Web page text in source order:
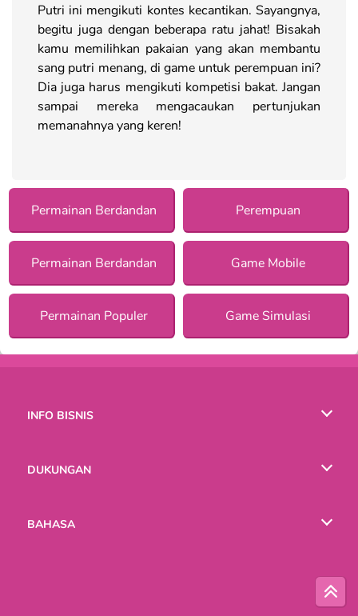
Putri ini mengikuti kontes kecantikan. Sayangnya,
begitu juga dengan beberapa ratu jahat! Bisakah
kamu memilihkan pakaian yang akan membantu
sang putri menang, di game untuk perempuan ini?
Dia juga harus mengikuti kompetisi bakat. Jangan
sampai mereka mengacaukan pertunjukan
memanahnya yang keren!
Permainan Berdandan Perempuan
Permainan Berdandan Game Mobile
Permainan Populer Game Simulasi
INFO BISNIS
DUKUNGAN
BAHASA